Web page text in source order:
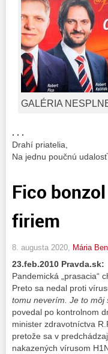
GALÉRIA
. . .
Drahí priatelia,
Na jednu poučnú
Fico
firiem
8. augusta 2020, Mária
23.feb.2010 Pravda.sk:
Pandemická „prasacia“
Preto sa nedal proti
tomu neverím. Je to môj
povedal po kontrolnom
minister zdravotníctva
pretože sa v
nakazených vírusom